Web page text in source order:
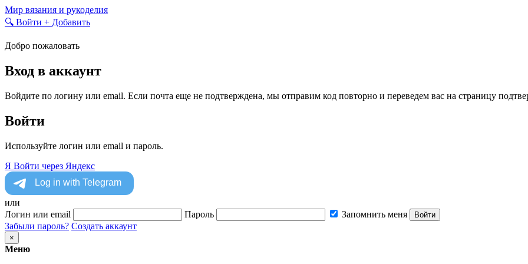
Skip
to
Мир вязания и рукоделия
🔍 Войти + Добавить
Добро пожаловать
Вход в аккаунт
Войдите по логину или email. Если почта еще не подтверждена, мы отправим код повторно и переведем вас на страницу
Войти
Используйте логин или email и пароль.
Я Войти через Яндекс
или
Логин или email
Пароль Запомнить меня Войти
Забыли пароль? Создать аккаунт
×
Меню